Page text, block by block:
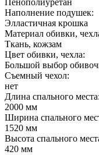
Пенополиуретан
Наполнение подушек:
Элластичная крошка
Материал обивки,
Ткань, кожзам
Цвет обивки, чехла:
Большой выбор
Съемный чехол:
нет
Длина спального места:
2000 мм
Ширина спального
1520 мм
Высота спального
420 мм